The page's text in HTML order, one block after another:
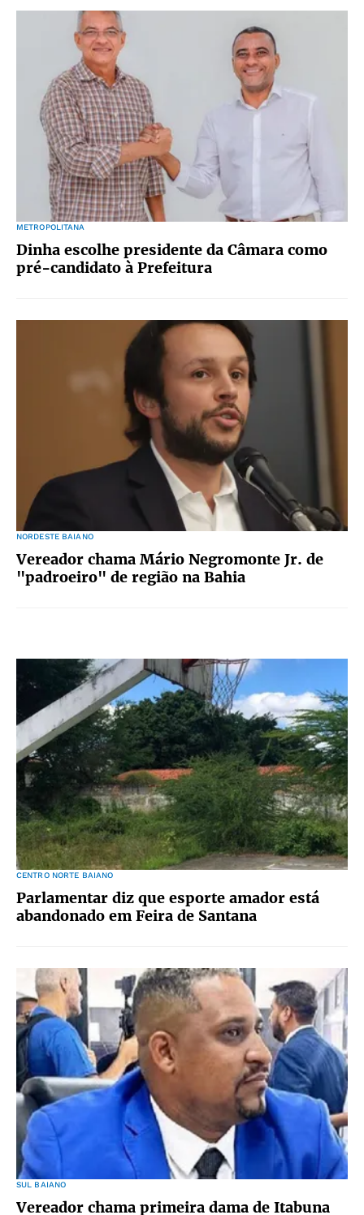
METROPOLITANA
Dinha escolhe presidente da Câmara como
pré-candidato à Prefeitura
NORDESTE BAIANO
Vereador chama Mário Negromonte Jr. de
"padroeiro" de região na Bahia
CENTRO NORTE BAIANO
Parlamentar diz que esporte amador está
abandonado em Feira de Santana
SUL BAIANO
Vereador chama primeira dama de Itabuna